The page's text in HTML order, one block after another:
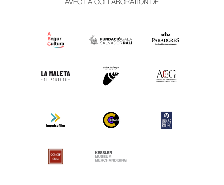
AVEC LA COLLABORATION DE